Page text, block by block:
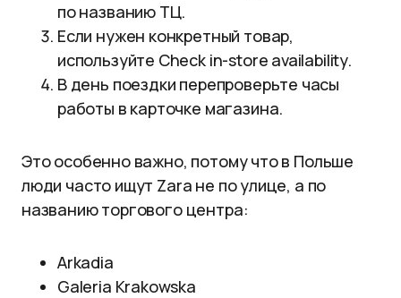
по названию ТЦ.
Если нужен конкретный товар,
используйте Check in-store availability.
В день поездки перепроверьте часы
работы в карточке магазина.
Это особенно важно, потому что в Польше
люди часто ищут Zara не по улице, а по
названию торгового центра:
Arkadia
Galeria Krakowska